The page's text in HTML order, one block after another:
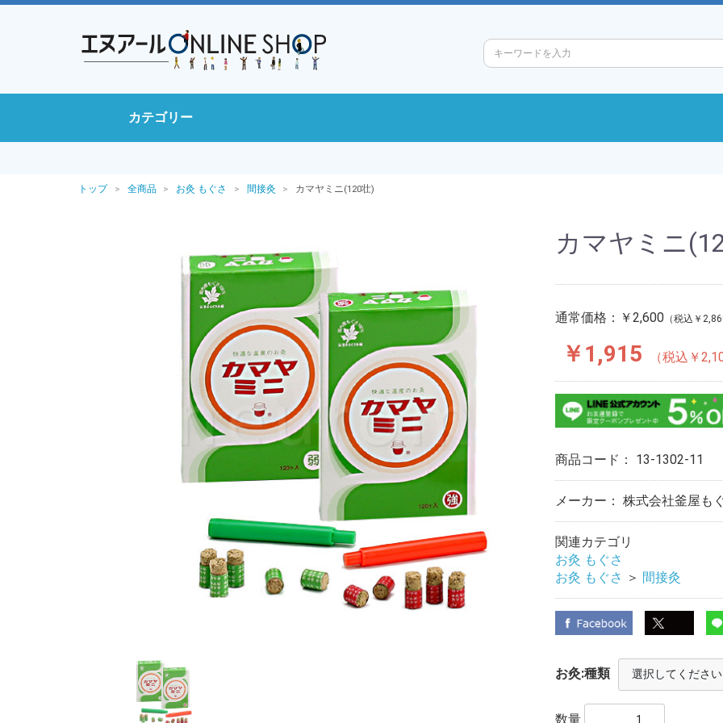
カテゴリー
トップ 全商品 お灸 もぐさ 間接灸 カマヤミニ(120壮)
カマヤミニ
通常価格： ￥2,600 ￥
￥1,915 ￥
商品コード： 13-1302-11
メーカー： 株式会社釜屋も
関連カテゴリ
お灸 もぐさ
お灸 もぐさ ＞ 間接灸
お灸:種類
数量